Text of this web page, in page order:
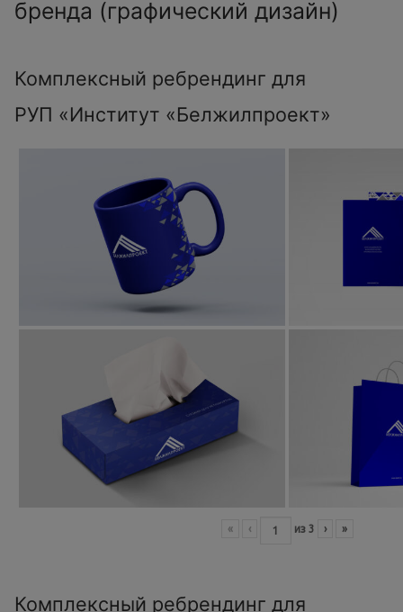
бренда (графический дизайн)
Комплексный ребрендинг для
РУП «Институт «Белжилпроект»
« ‹ из 3 › »
Комплексный ребрендинг для